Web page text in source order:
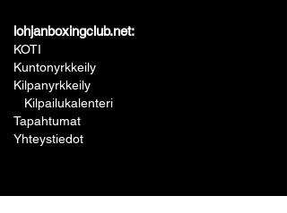
lohjanboxingclub.net:
KOTI
Kuntonyrkkeily
Kilpanyrkkeily
Kilpailukalenteri
Tapahtumat
Yhteystiedot